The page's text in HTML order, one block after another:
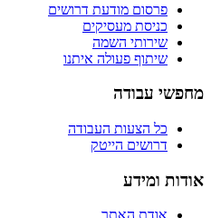
פרסום מודעת דרושים
כניסת מעסיקים
שירותי השמה
שיתוף פעולה איתנו
מחפשי עבודה
כל הצעות העבודה
דרושים הייטק
אודות ומידע